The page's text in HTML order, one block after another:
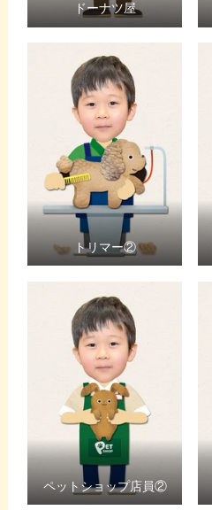
ドーナツ屋
トリマー②
ペットショップ店員②